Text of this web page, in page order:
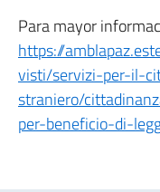
Para mayor
https://
visti/servizi-per-il-
straniero/
per-beneficio-di-